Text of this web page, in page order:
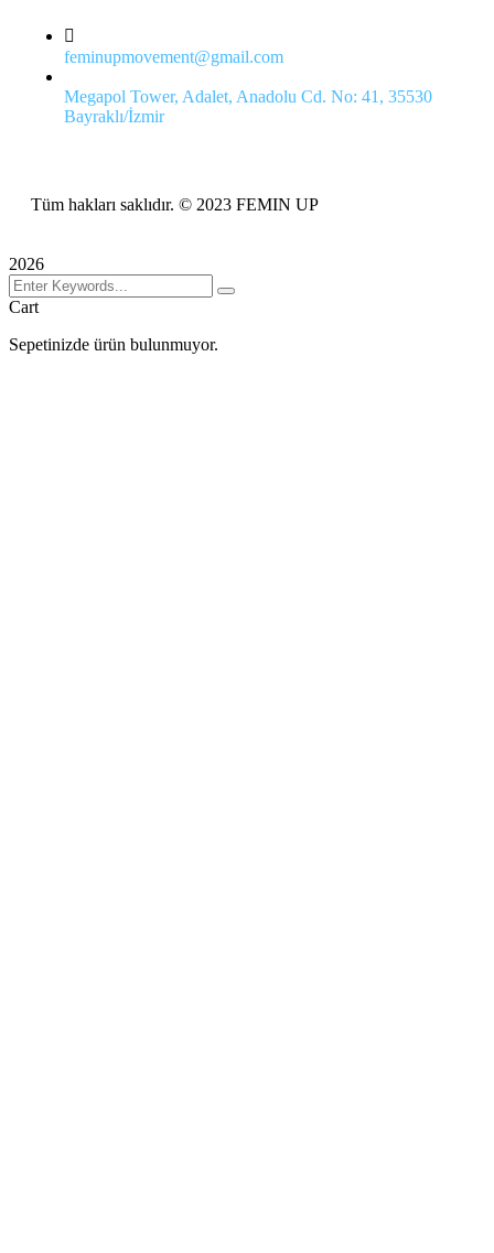
feminupmovement@gmail.com
Megapol Tower, Adalet, Anadolu Cd. No: 41, 35530
Bayraklı/İzmir
Tüm hakları saklıdır. © 2023 FEMIN UP
2026
Cart
Sepetinizde ürün bulunmuyor.